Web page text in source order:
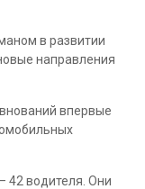
в развитии
направления
впервые
42 водителя. Они